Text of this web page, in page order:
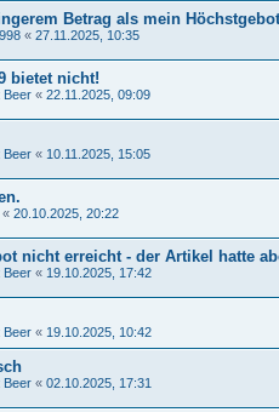
Betrag als mein
« 27.11.2025, 10:35
bietet nicht!
Beer « 22.11.2025, 09:09
Beer « 10.11.2025, 15:05
« 20.10.2025, 20:22
nicht erreicht - der Artikel hatte
Beer « 19.10.2025, 17:42
Beer « 19.10.2025, 10:42
Beer « 02.10.2025, 17:31